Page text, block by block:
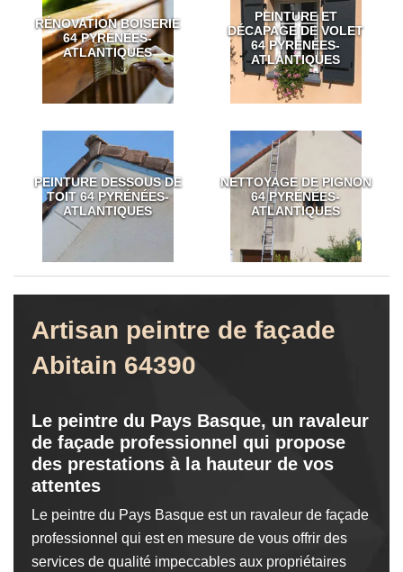
RÉNOVATION BOISERIE
64 PYRÉNÉES-
ATLANTIQUES
PEINTURE ET
DÉCAPAGE DE VOLET
64 PYRÉNÉES-
ATLANTIQUES
PEINTURE DESSOUS DE
TOIT 64 PYRÉNÉES-
ATLANTIQUES
NETTOYAGE DE PIGNON
64 PYRÉNÉES-
ATLANTIQUES
Artisan peintre de façade
Abitain 64390
Le peintre du Pays Basque, un ravaleur
de façade professionnel qui propose
des prestations à la hauteur de vos
attentes
Le peintre du Pays Basque est un ravaleur de façade
professionnel qui est en mesure de vous offrir des
services de qualité impeccables aux propriétaires